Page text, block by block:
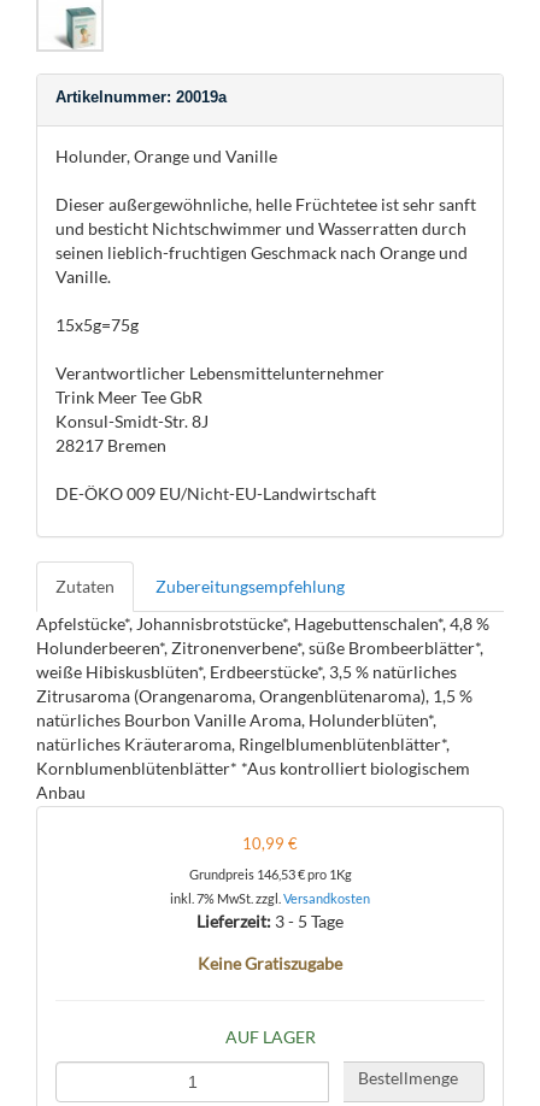
Artikelnummer: 20019a
Holunder, Orange und Vanille
Dieser außergewöhnliche, helle Früchtetee ist sehr sanft
und besticht Nichtschwimmer und Wasserratten durch
seinen lieblich-fruchtigen Geschmack nach Orange und
Vanille.
15x5g=75g
Verantwortlicher Lebensmittelunternehmer
Trink Meer Tee GbR
Konsul-Smidt-Str. 8J
28217 Bremen
DE-ÖKO 009 EU/Nicht-EU-Landwirtschaft
Zutaten
Zubereitungsempfehlung
Apfelstücke*, Johannisbrotstücke*, Hagebuttenschalen*, 4,8 %
Holunderbeeren*, Zitronenverbene*, süße Brombeerblätter*,
weiße Hibiskusblüten*, Erdbeerstücke*, 3,5 % natürliches
Zitrusaroma (Orangenaroma, Orangenblütenaroma), 1,5 %
natürliches Bourbon Vanille Aroma, Holunderblüten*,
natürliches Kräuteraroma, Ringelblumenblütenblätter*,
Kornblumenblütenblätter* *Aus kontrolliert biologischem
Anbau
10,99 €
Grundpreis 146,53 €pro 1Kg
inkl. 7% MwSt. zzgl. Versandkosten
Lieferzeit: 3 - 5 Tage
Keine Gratiszugabe
AUF LAGER
Bestellmenge